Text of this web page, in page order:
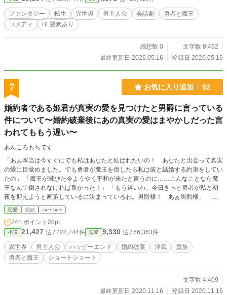
コメディ・ファンタジー。
ファンタジー 転生 異世界 男主人公 会話劇
勇者と魔王
コメディ
BL要素あり
感想数 0
文字数 8,492
最終更新日 2026.05.16
登録日 2026.05.16
7 お気に入り追加 92
婚約者である姫君が真実の愛を見つけたと男爵に言っている
件について〜婚約破棄後にあの真実の愛はまやかしだった言
われてももう遅い〜
あんころもちです
「あぁ本当は今すぐにでも私はあなたと結ばれたいの！ あなたと出会って真実
の愛に目覚めました。でも勇者が魔王を倒したら私は彼と結婚する約束をしてい
たの」 「魔王が滅びた今ようやく平和が来たと言うのに……こんなことなら魔
王なんて倒されなければ良かった！」 「もう遅いわ。今日きっと勇者が私と初
夜を迎えようと画策しているに決まっているわ。男爵様！ あぁ男爵様」 「運
命はなんて残酷なんだ……」 そう言って魔王討伐祝賀パーティーで俺を放置し
て盛り上がる2人。 信じていた幼馴染の姫には裏切られるわ、魔王討伐したのに
恨まれるわで散々じゃねぇか。 そうかそうか、魔王なんて倒されなければ良か
ったんだな。じゃあお望み通りの世界にしてやろう。
恋愛 完結 ｼｮｰﾄｼｮｰﾄ
24h.ポイント 28pt
小説 21,427 位 / 228,744件 恋愛 9,330 位 / 66,363件
異世界 男主人公 ハッピーエンド 婚約破棄 浮気
貴族
勇者と魔王
ショートショート
文字数 4,409
最終更新日 2020.11.16
登録日 2020.11.16